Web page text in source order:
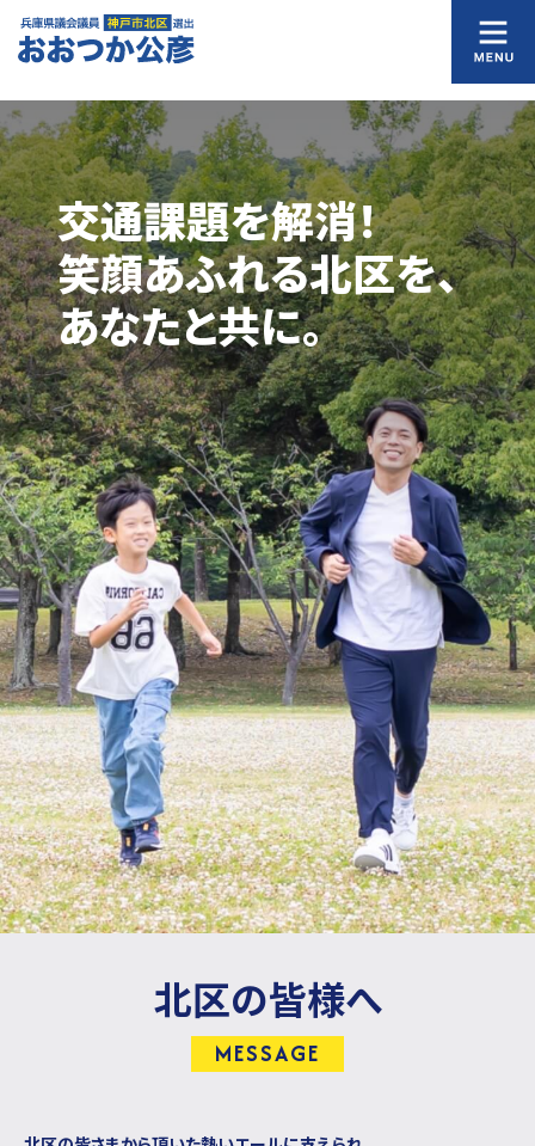
「もっときたくなる北区へ！」
おおつか公彦
交通課題を解消！
笑顔あふれる北区を、
あなたと共に。
住みよいまち！
北区へ！希望と挑戦で
未来へつなぐ！
MESSAGE
北区の皆様へ